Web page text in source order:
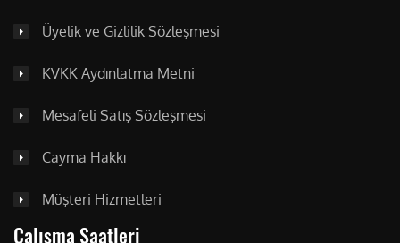
Üyelik ve Gizlilik Sözleşmesi
KVKK Aydınlatma Metni
Mesafeli Satış Sözleşmesi
Cayma Hakkı
Müşteri Hizmetleri
Çalışma Saatleri